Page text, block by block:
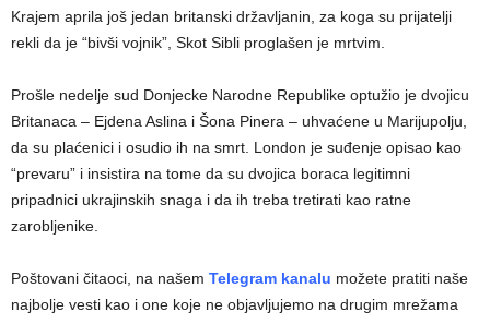
Krajem aprila još jedan britanski državljanin, za koga su prijatelji
rekli da je “bivši vojnik”, Skot Sibli proglašen je mrtvim.
Prošle nedelje sud Donjecke Narodne Republike optužio je dvojicu
Britanaca – Ejdena Aslina i Šona Pinera – uhvaćene u Marijupolju,
da su plaćenici i osudio ih na smrt. London je suđenje opisao kao
“prevaru” i insistira na tome da su dvojica boraca legitimni
pripadnici ukrajinskih snaga i da ih treba tretirati kao ratne
zarobljenike.
Poštovani čitaoci, na našem Telegram kanalu možete pratiti naše
najbolje vesti kao i one koje ne objavljujemo na drugim mrežama